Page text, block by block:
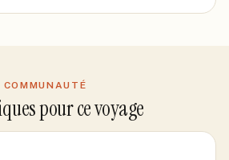
pour ce voyage